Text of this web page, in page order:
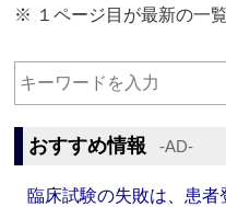
※ １ページ目が最新の一覧
おすすめ情報 ‐AD‐
臨床試験の失敗は、患者